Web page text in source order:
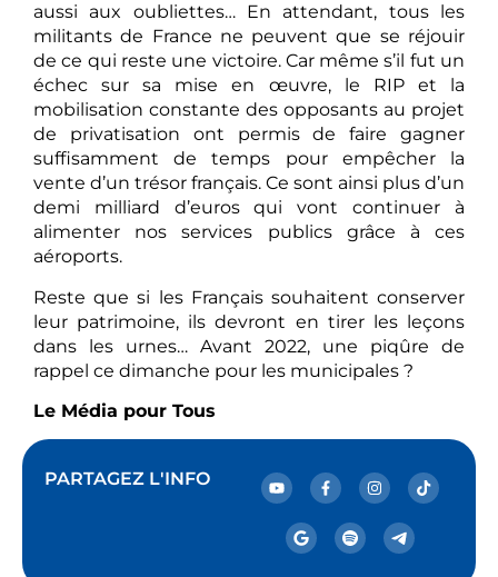
aussi aux oubliettes… En attendant, tous les
militants de France ne peuvent que se réjouir
de ce qui reste une victoire. Car même s’il fut un
échec sur sa mise en œuvre, le RIP et la
mobilisation constante des opposants au projet
de privatisation ont permis de faire gagner
suffisamment de temps pour empêcher la
vente d’un trésor français. Ce sont ainsi plus d’un
demi milliard d’euros qui vont continuer à
alimenter nos services publics grâce à ces
aéroports.
Reste que si les Français souhaitent conserver
leur patrimoine, ils devront en tirer les leçons
dans les urnes… Avant 2022, une piqûre de
rappel ce dimanche pour les municipales ?
Le Média pour Tous
PARTAGEZ L'INFO